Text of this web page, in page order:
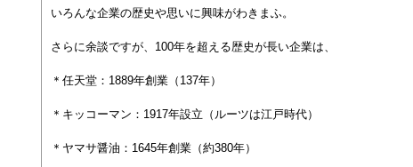
いろんな企業の歴史や思いに興味がわきまふ。
さらに余談ですが、100年を超える歴史が長い企業は、
＊任天堂：1889年創業（137年）
＊キッコーマン：1917年設立（ルーツは江戸時代）
＊ヤマサ醤油：1645年創業（約380年）